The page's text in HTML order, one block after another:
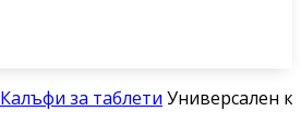
Калъфи за таблети Универсален